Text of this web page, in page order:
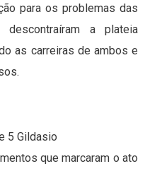
para os problemas das
descontraíram a plateia
as carreiras de ambos e
que marcaram o ato